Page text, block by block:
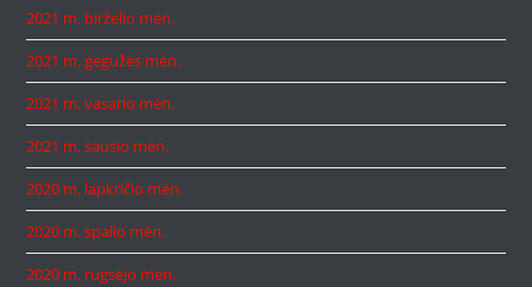
2021 m. birželio mėn.
2021 m. gegužės mėn.
2021 m. vasario mėn.
2021 m. sausio mėn.
2020 m. lapkričio mėn.
2020 m. spalio mėn.
2020 m. rugsėjo mėn.